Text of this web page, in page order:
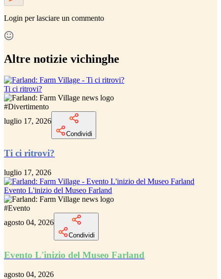
Login per lasciare un commento
Altre notizie vichinghe
Ti ci ritrovi?
#Divertimento
luglio 17, 2026
Condividi
Ti ci ritrovi?
luglio 17, 2026
Evento L'inizio del Museo Farland
#Evento
agosto 04, 2026
Condividi
Evento L'inizio del Museo Farland
agosto 04, 2026